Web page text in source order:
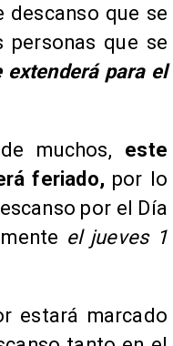
descanso que se
personas que se
extenderá para el
muchos, este
feriado, por lo
por el Día
el jueves 1
estará marcado